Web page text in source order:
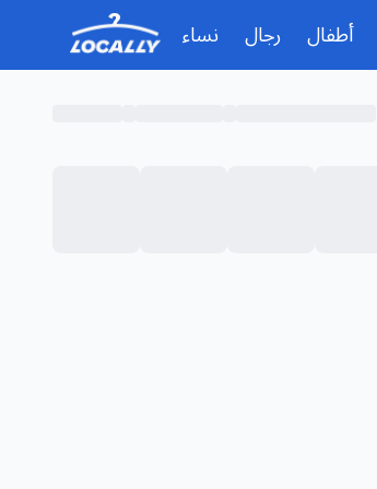
نساء رجال أطفال